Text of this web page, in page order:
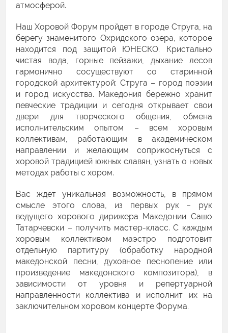
атмосферой.
Наш Хоровой Форум пройдет в городе Струга, на
берегу знаменитого Охридского озера, которое
находится под защитой ЮНЕСКО. Кристально
чистая вода, горные пейзажи, дыхание лесов
гармонично сосуществуют со старинной
городской архитектурой: Струга – город поэзии
и город искусства. Македония бережно хранит
певческие традиции и сегодня открывает свои
двери для творческого общения, обмена
исполнительским опытом – всем хоровым
коллективам, работающим в академическом
направлении и желающим соприкоснуться с
хоровой традицией южных славян, узнать о новых
методах работы с хором.
Вас ждет уникальная возможность, в прямом
смысле этого слова, из первых рук – рук
ведущего хорового дирижера Македонии Сашо
Татарчевски – получить мастер-класс. С каждым
хоровым коллективом маэстро подготовит
отдельную партитуру (обработку народной
македонской песни, духовное песнопение или
произведение македонского композитора), в
зависимости от уровня и репертуарной
направленности коллектива и исполнит их на
заключительном хоровом концерте Форума.